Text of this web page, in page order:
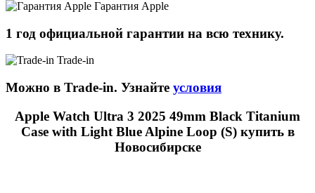
Гарантия Apple
1 год официальной гарантии на всю технику.
Trade-in
Можно в Trade-in. Узнайте условия
Apple Watch Ultra 3 2025 49mm Black Titanium
Case with Light Blue Alpine Loop (S) купить в
Новосибирске